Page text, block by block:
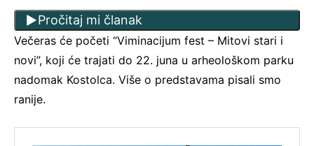
Pročitaj mi članak
Večeras će početi “Viminacijum fest – Mitovi stari i
novi”, koji će trajati do 22. juna u arheološkom parku
nadomak Kostolca. Više o predstavama pisali smo
ranije.